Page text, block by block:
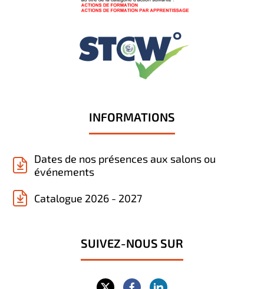
INFORMATIONS
Dates de nos présences aux salons ou
événements
Catalogue 2026 - 2027
SUIVEZ-NOUS SUR